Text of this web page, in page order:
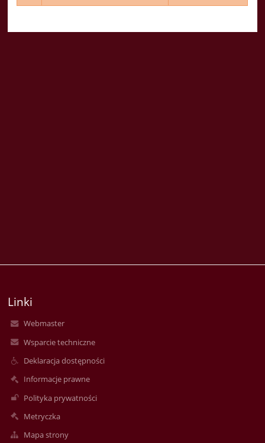
Linki
Webmaster
Wsparcie techniczne
Deklaracja dostępności
Informacje prawne
Polityka prywatności
Metryczka
Mapa strony